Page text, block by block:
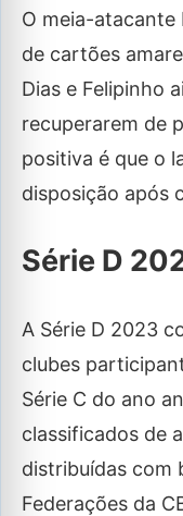
O meia-atacante
de cartões
Dias e Felipinho
recuperarem de
positiva é que o
disposição após
Série D
A Série D 2023
clubes
Série C do ano
classificados de
distribuídas com
Federações da